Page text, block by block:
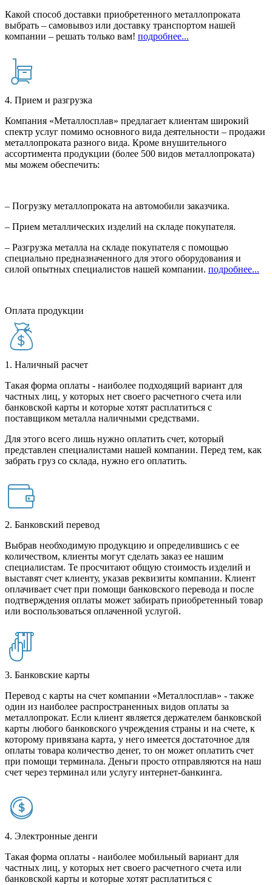
Какой способ доставки приобретенного металлопроката
выбрать – самовывоз или доставку транспортом нашей
компании – решать только вам! подробнее...
4. Прием и разгрузка
Компания «Металлосплав» предлагает клиентам широкий
спектр услуг помимо основного вида деятельности – продажи
металлопроката разного вида. Кроме внушительного
ассортимента продукции (более 500 видов металлопроката)
мы можем обеспечить:
– Погрузку металлопроката на автомобили заказчика.
– Прием металлических изделий на складе покупателя.
– Разгрузка металла на складе покупателя с помощью
специально предназначенного для этого оборудования и
силой опытных специалистов нашей компании. подробнее...
Оплата продукции
1. Наличный расчет
Такая форма оплаты - наиболее подходящий вариант для
частных лиц, у которых нет своего расчетного счета или
банковской карты и которые хотят расплатиться с
поставщиком металла наличными средствами.
Для этого всего лишь нужно оплатить счет, который
представлен специалистами нашей компании. Перед тем, как
забрать груз со склада, нужно его оплатить.
2. Банковский перевод
Выбрав необходимую продукцию и определившись с ее
количеством, клиенты могут сделать заказ ее нашим
специалистам. Те просчитают общую стоимость изделий и
выставят счет клиенту, указав реквизиты компании. Клиент
оплачивает счет при помощи банковского перевода и после
подтверждения оплаты может забирать приобретенный товар
или воспользоваться оплаченной услугой.
3. Банковские карты
Перевод с карты на счет компании «Металлосплав» - также
один из наиболее распространенных видов оплаты за
металлопрокат. Если клиент является держателем банковской
карты любого банковского учреждения страны и на счете, к
которому привязана карта, у него имеется достаточное для
оплаты товара количество денег, то он может оплатить счет
при помощи терминала. Деньги просто отправляются на наш
счет через терминал или услугу интернет-банкинга.
4. Электронные денги
Такая форма оплаты - наиболее мобильный вариант для
частных лиц, у которых нет своего расчетного счета или
банковской карты и которые хотят расплатиться с